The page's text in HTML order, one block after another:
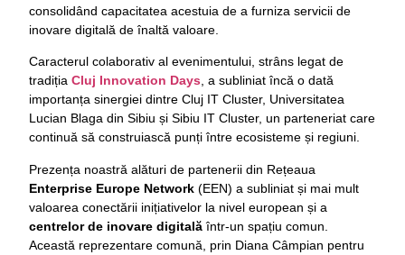
consolidând capacitatea acestuia de a furniza servicii de
inovare digitală de înaltă valoare.
Caracterul colaborativ al evenimentului, strâns legat de
tradițiaCluj Innovation Days, a subliniat încă o dată
importanța sinergiei dintre Cluj IT Cluster, Universitatea
Lucian Blaga din Sibiu și Sibiu IT Cluster, un parteneriat care
continuă să construiască punți între ecosisteme și regiuni.
Prezența noastră alături de partenerii din Rețeaua
Enterprise Europe Network (EEN) a subliniat și mai mult
valoarea conectării inițiativelor la nivel european și a
centrelor de inovare digitalăîntr-un spațiu comun.
Această reprezentare comună, prin Diana Câmpian pentru